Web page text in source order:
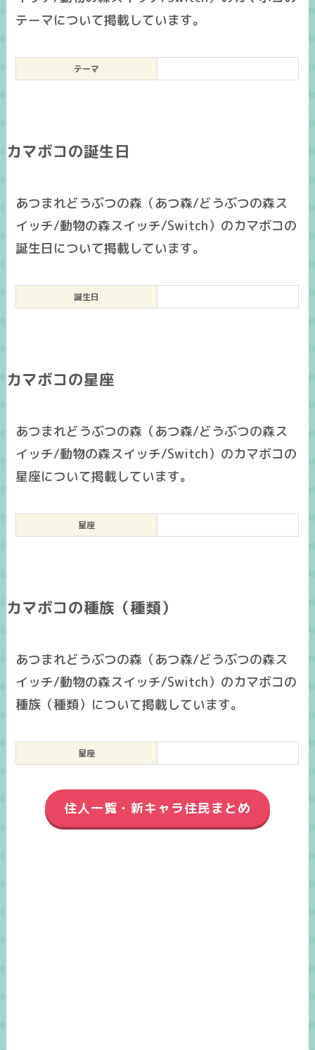
テーマについて掲載しています。
テーマ
カマボコの誕生日
あつまれどうぶつの森（あつ森/どうぶつの森ス
イッチ/動物の森スイッチ/Switch）のカマボコの
誕生日について掲載しています。
誕生日
カマボコの星座
あつまれどうぶつの森（あつ森/どうぶつの森ス
イッチ/動物の森スイッチ/Switch）のカマボコの
星座について掲載しています。
星座
カマボコの種族（種類）
あつまれどうぶつの森（あつ森/どうぶつの森ス
イッチ/動物の森スイッチ/Switch）のカマボコの
種族（種類）について掲載しています。
星座
住人一覧・新キャラ住民まとめ